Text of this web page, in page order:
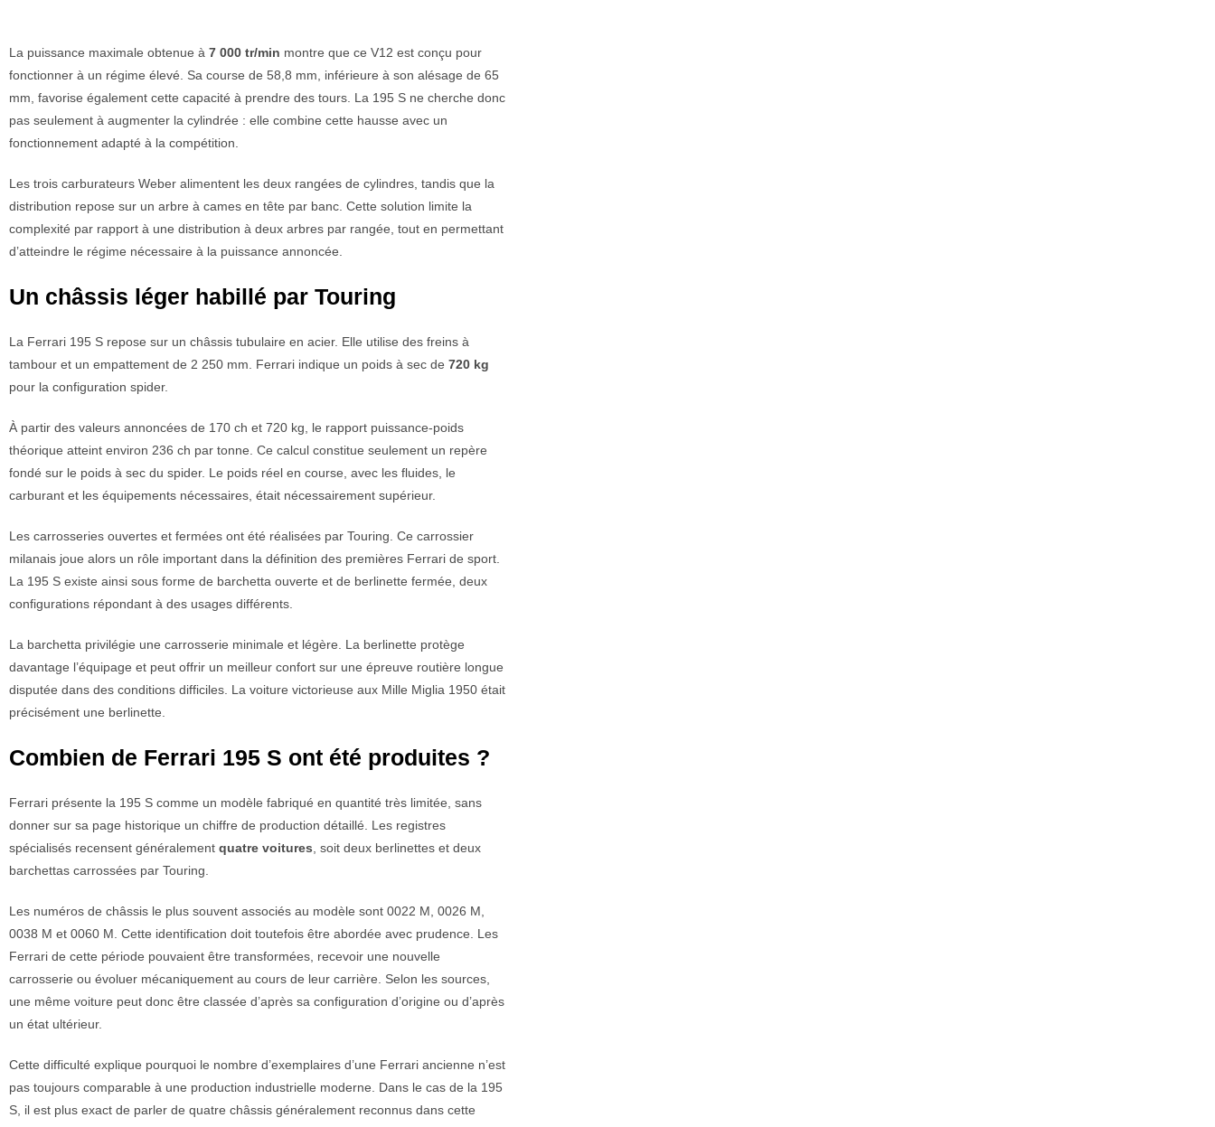
La puissance maximale obtenue à 7 000 tr/min montre que ce V12 est conçu pour
fonctionner à un régime élevé. Sa course de 58,8 mm, inférieure à son alésage de 65
mm, favorise également cette capacité à prendre des tours. La 195 S ne cherche donc
pas seulement à augmenter la cylindrée : elle combine cette hausse avec un
fonctionnement adapté à la compétition.
Les trois carburateurs Weber alimentent les deux rangées de cylindres, tandis que la
distribution repose sur un arbre à cames en tête par banc. Cette solution limite la
complexité par rapport à une distribution à deux arbres par rangée, tout en permettant
d’atteindre le régime nécessaire à la puissance annoncée.
Un châssis léger habillé par Touring
La Ferrari 195 S repose sur un châssis tubulaire en acier. Elle utilise des freins à
tambour et un empattement de 2 250 mm. Ferrari indique un poids à sec de 720 kg
pour la configuration spider.
À partir des valeurs annoncées de 170 ch et 720 kg, le rapport puissance-poids
théorique atteint environ 236 ch par tonne. Ce calcul constitue seulement un repère
fondé sur le poids à sec du spider. Le poids réel en course, avec les fluides, le
carburant et les équipements nécessaires, était nécessairement supérieur.
Les carrosseries ouvertes et fermées ont été réalisées par Touring. Ce carrossier
milanais joue alors un rôle important dans la définition des premières Ferrari de sport.
La 195 S existe ainsi sous forme de barchetta ouverte et de berlinette fermée, deux
configurations répondant à des usages différents.
La barchetta privilégie une carrosserie minimale et légère. La berlinette protège
davantage l’équipage et peut offrir un meilleur confort sur une épreuve routière longue
disputée dans des conditions difficiles. La voiture victorieuse aux Mille Miglia 1950 était
précisément une berlinette.
Combien de Ferrari 195 S ont été produites ?
Ferrari présente la 195 S comme un modèle fabriqué en quantité très limitée, sans
donner sur sa page historique un chiffre de production détaillé. Les registres
spécialisés recensent généralement quatre voitures , soit deux berlinettes et deux
barchettas carrossées par Touring.
Les numéros de châssis le plus souvent associés au modèle sont 0022 M, 0026 M,
0038 M et 0060 M. Cette identification doit toutefois être abordée avec prudence. Les
Ferrari de cette période pouvaient être transformées, recevoir une nouvelle
carrosserie ou évoluer mécaniquement au cours de leur carrière. Selon les sources,
une même voiture peut donc être classée d’après sa configuration d’origine ou d’après
un état ultérieur.
Cette difficulté explique pourquoi le nombre d’exemplaires d’une Ferrari ancienne n’est
pas toujours comparable à une production industrielle moderne. Dans le cas de la 195
S, il est plus exact de parler de quatre châssis généralement reconnus dans cette